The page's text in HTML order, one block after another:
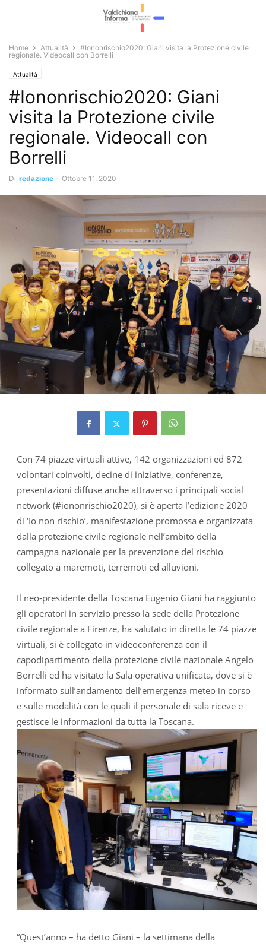
Home Attualità
#Iononrischio2020: Giani visita la Protezione civile
regionale. Videocall con Borrelli
Attualità
#Iononrischio2020: Giani
visita la Protezione civile
regionale. Videocall con
Borrelli
Di redazione - Ottobre 11, 2020
Con 74 piazze virtuali attive, 142 organizzazioni ed 872
volontari coinvolti, decine di iniziative, conferenze,
presentazioni diffuse anche attraverso i principali social
network (#iononrischio2020), si è aperta l’edizione 2020
di ‘Io non rischio’, manifestazione promossa e organizzata
dalla protezione civile regionale nell’ambito della
campagna nazionale per la prevenzione del rischio
collegato a maremoti, terremoti ed alluvioni.
Il neo-presidente della Toscana Eugenio Giani ha raggiunto
gli operatori in servizio presso la sede della Protezione
civile regionale a Firenze, ha salutato in diretta le 74 piazze
virtuali, si è collegato in videoconferenza con il
capodipartimento della protezione civile nazionale Angelo
Borrelli ed ha visitato la Sala operativa unificata, dove si è
informato sull’andamento dell’emergenza meteo in corso
e sulle modalità con le quali il personale di sala riceve e
gestisce le informazioni da tutta la Toscana.
“Quest’anno – ha detto Giani – la settimana della